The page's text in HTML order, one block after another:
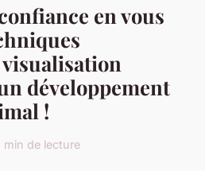
en vous
développement
!
min de lecture